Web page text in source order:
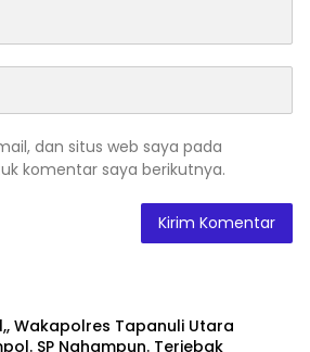
dan situs web saya pada
komentar saya berikutnya.
Wakapolres Tapanuli Utara
SP Nahampun. Terjebak